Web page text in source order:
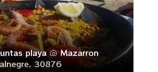
playa 🐚 Mazarron
30876